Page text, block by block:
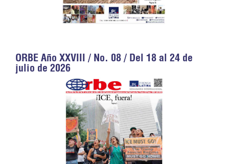
ORBE Año XXVIII / No. 08 / Del 18 al 24 de
julio de 2026